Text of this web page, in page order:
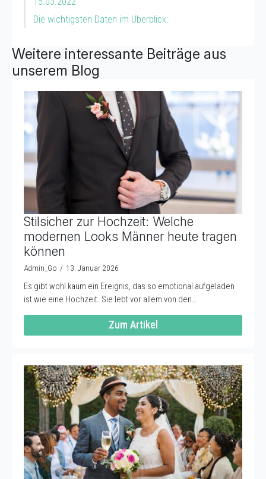
Die wichtigsten Daten im Überblick:
Weitere interessante Beiträge aus
unserem Blog
Stilsicher zur Hochzeit: Welche
modernen Looks Männer heute tragen
können
Admin_Go 13. Januar 2026
Es gibt wohl kaum ein Ereignis, das so emotional aufgeladen
ist wie eine Hochzeit. Sie lebt vor allem von den…
Zum Artikel